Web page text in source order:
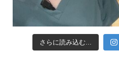
さらに読み込む...